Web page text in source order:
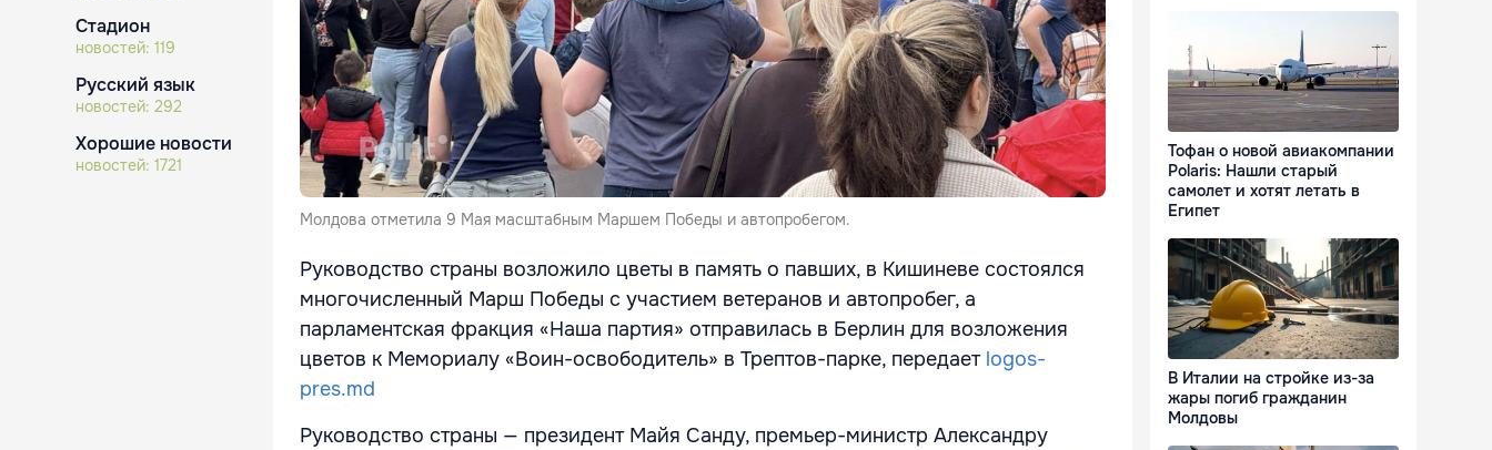
Стадион
новостей: 119
Русский язык
новостей: 292
Хорошие новости
новостей: 1721
Молдова отметила 9 Мая масштабным Маршем Победы и автопробегом.
Руководство страны возложило цветы в память о павших, в Кишиневе состоялся
многочисленный Марш Победы с участием ветеранов и автопробег, а
парламентская фракция «Наша партия» отправилась в Берлин для возложения
цветов к Мемориалу «Воин-освободитель» в Трептов-парке, передает logos-
pres.md
Руководство страны — президент Майя Санду, премьер-министр Александру
Тофан о новой авиакомпании
Polaris: Нашли старый
самолет и хотят летать в
Египет
В Италии на стройке из-за
жары погиб гражданин
Молдовы